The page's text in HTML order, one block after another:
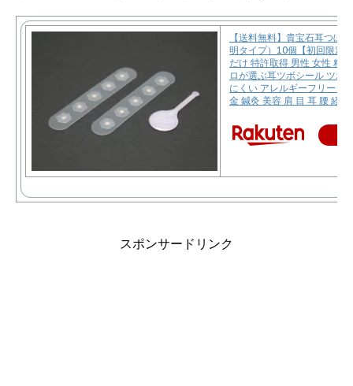
【送料無料】貴宝石耳つぼ
明タイプ）10個【初回限定
だけ 特許取得 男性 女性 粒
ロが選ぶ耳ツボシール ツボ
にくい アレルギーフリー チ
金 鍼灸 美容 肩 目 耳 腰 経絡
スポンサードリンク